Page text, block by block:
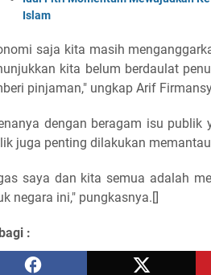
Islam
saja kita masih
kita belum berdaulat
pinjaman," ungkap Arif
dengan beragam isu
juga penting dilakukan
saya dan kita semua adalah
negara ini," pungkasnya.[]
: